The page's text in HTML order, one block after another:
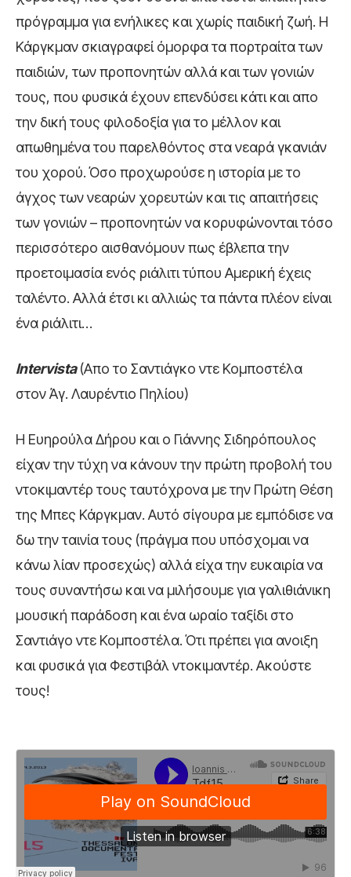
πρόγραμμα για ενήλικες και χωρίς παιδική ζωή. Η
Κάργκμαν σκιαγραφεί όμορφα τα πορτραίτα των
παιδιών, των προπονητών αλλά και των γονιών
τους, που φυσικά έχουν επενδύσει κάτι και απο
την δική τους φιλοδοξία για το μέλλον και
απωθημένα του παρελθόντος στα νεαρά γκανιάν
του χορού. Όσο προχωρούσε η ιστορία με το
άγχος των νεαρών χορευτών και τις απαιτήσεις
των γονιών – προπονητών να κορυφώνονται τόσο
περισσότερο αισθανόμουν πως έβλεπα την
προετοιμασία ενός ριάλιτι τύπου Αμερική έχεις
ταλέντο. Αλλά έτσι κι αλλιώς τα πάντα πλέον είναι
ένα ριάλιτι…
Intervista(Απο το Σαντιάγκο ντε Κομποστέλα
στον Άγ. Λαυρέντιο Πηλίου)
Η Ευηρούλα Δήρου και ο Γιάννης Σιδηρόπουλος
είχαν την τύχη να κάνουν την πρώτη προβολή του
ντοκιμαντέρ τους ταυτόχρονα με την Πρώτη Θέση
της Μπες Κάργκμαν. Αυτό σίγουρα με εμπόδισε να
δω την ταινία τους (πράγμα που υπόσχομαι να
κάνω λίαν προσεχώς) αλλά είχα την ευκαιρία να
τους συναντήσω και να μιλήσουμε για γαλιθιάνικη
μουσική παράδοση και ένα ωραίο ταξίδι στο
Σαντιάγο ντε Κομποστέλα. Ότι πρέπει για ανοιξη
και φυσικά για Φεστιβάλ ντοκιμαντέρ. Ακούστε
τους!